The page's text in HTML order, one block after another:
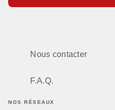
Nous contacter
F.A.Q.
NOS RÉSEAUX